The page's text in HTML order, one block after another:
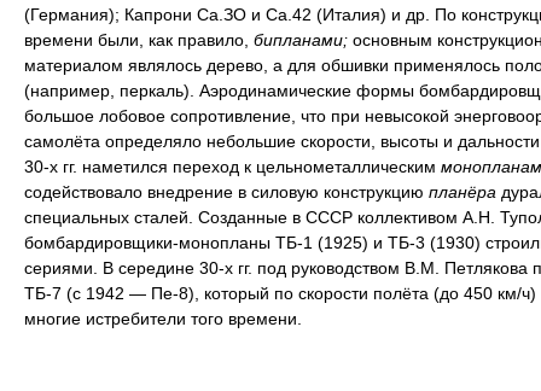
(Германия); Капрони Са.ЗО и Са.42 (Италия) и др. По
времени были, как правило, бипланами; основным
материалом являлось дерево, а для обшивки применялось
(например, перкаль). Аэродинамические формы
большое лобовое сопротивление, что при невысокой
самолёта определяло небольшие скорости, высоты и
30-х гг. наметился переход к цельнометаллическим
содействовало внедрение в силовую конструкцию планёра
специальных сталей. Созданные в СССР коллективом А.Н.
бомбардировщики-монопланы ТБ-1 (1925) и ТБ-3 (1930)
сериями. В середине 30-х гг. под руководством В.М. Петлякова
ТБ-7 (с 1942 — Пе-8), который по скорости полёта (до 450 км/ч)
многие истребители того времени.